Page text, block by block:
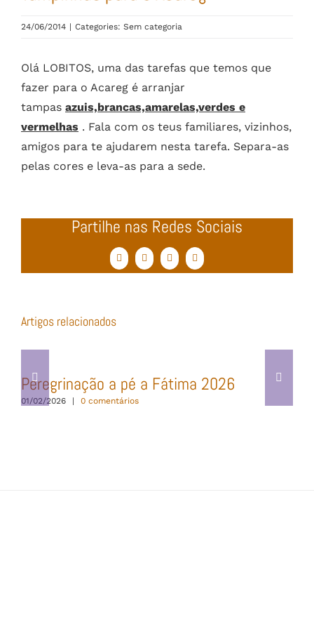
24/06/2014 | Categories: Sem categoria
Olá LOBITOS, uma das tarefas que temos que
fazer para o Acareg é arranjar
tampas azuis,brancas,amarelas,verdes e
vermelhas . Fala com os teus familiares, vizinhos,
amigos para te ajudarem nesta tarefa. Separa-as
pelas cores e leva-as para a sede.
Partilhe nas Redes Sociais
FacebookTwitterWhatsApp
Email
(necessário
Artigos relacionados
Peregrinação a pé a Fátima 2026
01/02/2026 | 0 comentários